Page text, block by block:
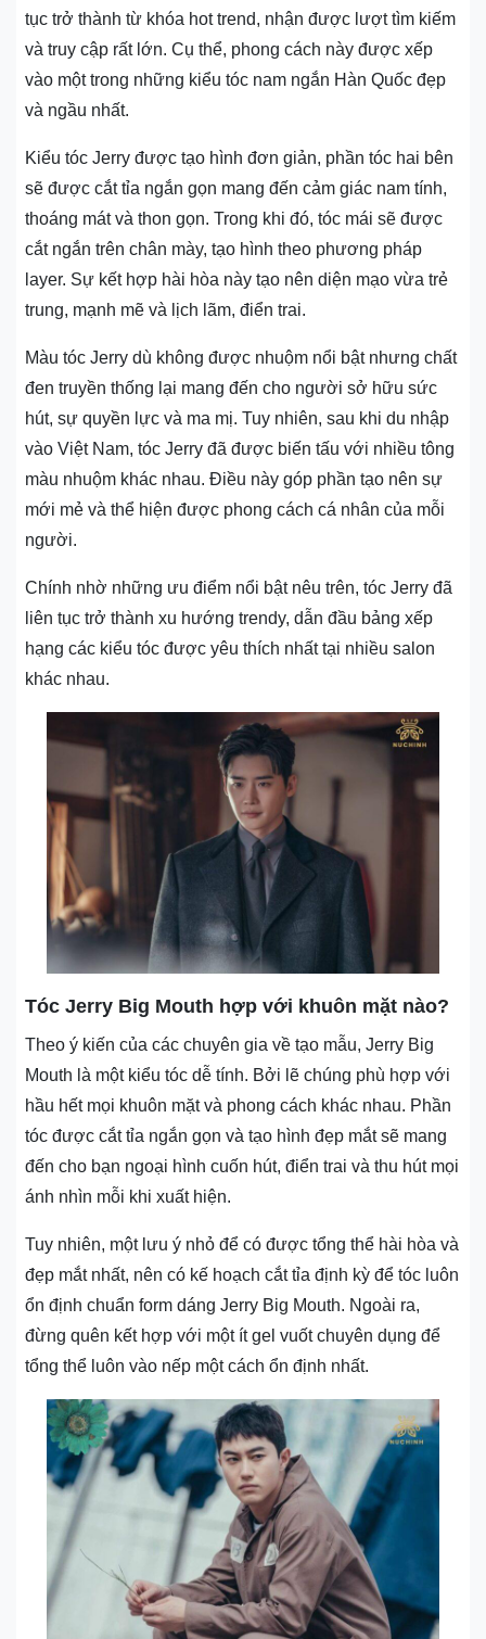
tục trở thành từ khóa hot trend, nhận được lượt tìm kiếm
và truy cập rất lớn. Cụ thể, phong cách này được xếp
vào một trong những kiểu tóc nam ngắn Hàn Quốc đẹp
và ngầu nhất.
Kiểu tóc Jerry được tạo hình đơn giản, phần tóc hai bên
sẽ được cắt tỉa ngắn gọn mang đến cảm giác nam tính,
thoáng mát và thon gọn. Trong khi đó, tóc mái sẽ được
cắt ngắn trên chân mày, tạo hình theo phương pháp
layer. Sự kết hợp hài hòa này tạo nên diện mạo vừa trẻ
trung, mạnh mẽ và lịch lãm, điển trai.
Màu tóc Jerry dù không được nhuộm nổi bật nhưng chất
đen truyền thống lại mang đến cho người sở hữu sức
hút, sự quyền lực và ma mị. Tuy nhiên, sau khi du nhập
vào Việt Nam, tóc Jerry đã được biến tấu với nhiều tông
màu nhuộm khác nhau. Điều này góp phần tạo nên sự
mới mẻ và thể hiện được phong cách cá nhân của mỗi
người.
Chính nhờ những ưu điểm nổi bật nêu trên, tóc Jerry đã
liên tục trở thành xu hướng trendy, dẫn đầu bảng xếp
hạng các kiểu tóc được yêu thích nhất tại nhiều salon
khác nhau.
Tóc Jerry Big Mouth hợp với khuôn mặt nào?
Theo ý kiến của các chuyên gia về tạo mẫu, Jerry Big
Mouth là một kiểu tóc dễ tính. Bởi lẽ chúng phù hợp với
hầu hết mọi khuôn mặt và phong cách khác nhau. Phần
tóc được cắt tỉa ngắn gọn và tạo hình đẹp mắt sẽ mang
đến cho bạn ngoại hình cuốn hút, điển trai và thu hút mọi
ánh nhìn mỗi khi xuất hiện.
Tuy nhiên, một lưu ý nhỏ để có được tổng thể hài hòa và
đẹp mắt nhất, nên có kế hoạch cắt tỉa định kỳ để tóc luôn
ổn định chuẩn form dáng Jerry Big Mouth. Ngoài ra,
đừng quên kết hợp với một ít gel vuốt chuyên dụng để
tổng thể luôn vào nếp một cách ổn định nhất.